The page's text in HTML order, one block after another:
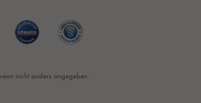
nicht anders angegeben.